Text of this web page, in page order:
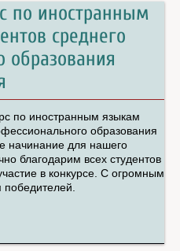
по иностранным
среднего
образования
по иностранным языкам
образования
начинание для нашего
благодарим всех студентов
в конкурсе. С огромным